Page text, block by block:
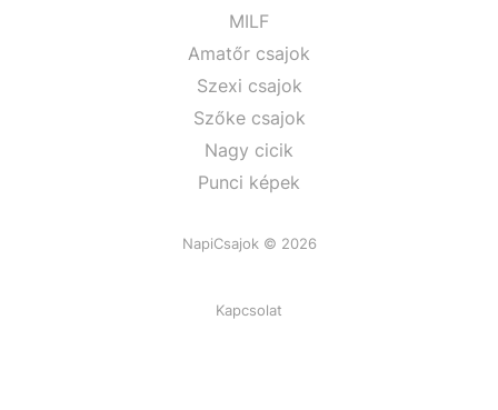
MILF
Amatőr csajok
Szexi csajok
Szőke csajok
Nagy cicik
Punci képek
NapiCsajok © 2026
Kapcsolat